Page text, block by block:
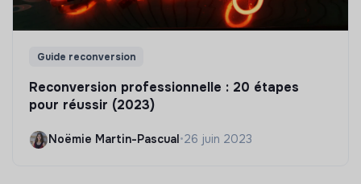
Guide reconversion
Reconversion professionnelle : 20 étapes
pour réussir (2023)
Noëmie Martin-Pascual •26 juin 2023